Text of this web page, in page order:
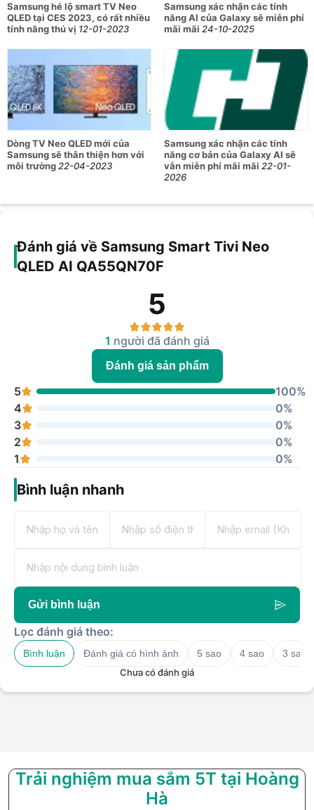
Samsung hé lộ smart TV Neo
QLED tại CES 2023, có rất nhiều
tính năng thú vị 12-01-2023
Samsung xác nhận các tính
năng AI của Galaxy sẽ miễn phí
mãi mãi 24-10-2025
Dòng TV Neo QLED mới của
Samsung sẽ thân thiện hơn với
môi trường22-04-2023
Samsung xác nhận các tính
năng cơ bản của Galaxy AI sẽ
vẫn miễn phí mãi mãi 22-01-
2026
Đánh giá về Samsung Smart Tivi Neo
QLED AI QA55QN70F
5
1 người đã đánh giá
Đánh giá sản phẩm
5
100%
4
0%
3
0%
2
0%
1
0%
Bình luận nhanh
Gửi bình luận
Lọc đánh giá theo:
Bình luận Đánh giá có hình ảnh 5 sao 4 sao
3 sao
Chưa có đánh giá
Trải nghiệm mua sắm 5T tại Hoàng
Hà